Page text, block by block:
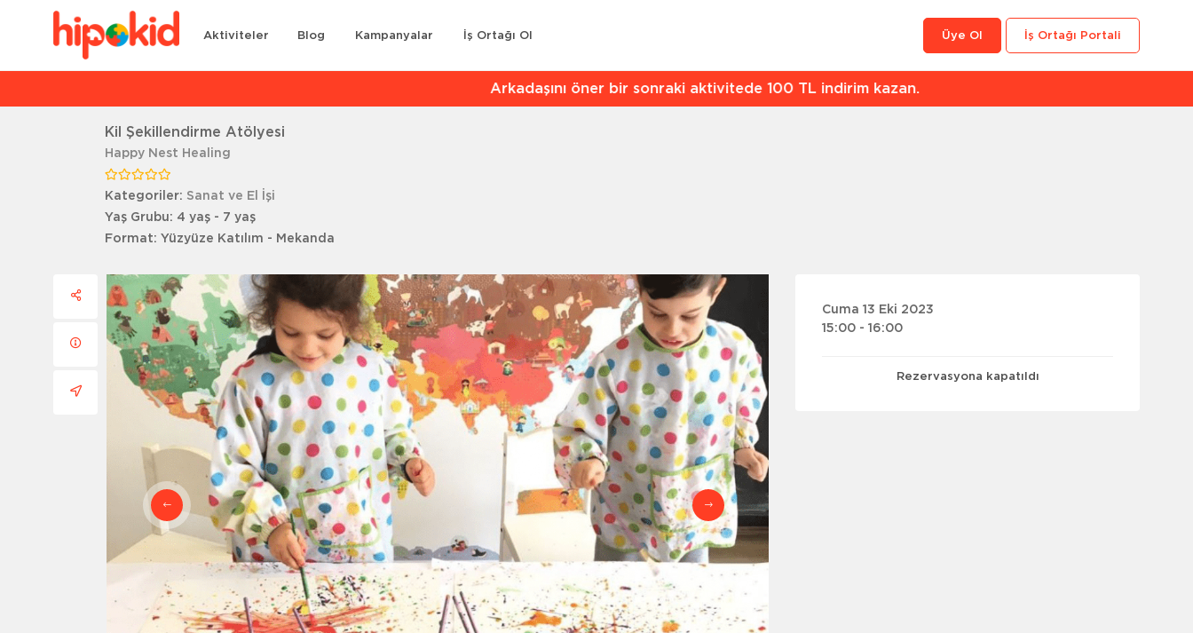
Aktiviteler Blog Kampanyalar İş Ortağı Ol İş Ortağı Portali
Üye Ol
Arkadaşını öner bir sonraki aktivitede 100 TL indirim kazan.
Kil Şekillendirme Atölyesi
Happy Nest Healing
Kategoriler: Sanat ve El İşi
Yaş Grubu: 4 yaş - 7 yaş
Format: Yüzyüze Katılım - Mekanda
Cuma 13 Eki 2023
15:00 - 16:00
Rezervasyona kapatıldı